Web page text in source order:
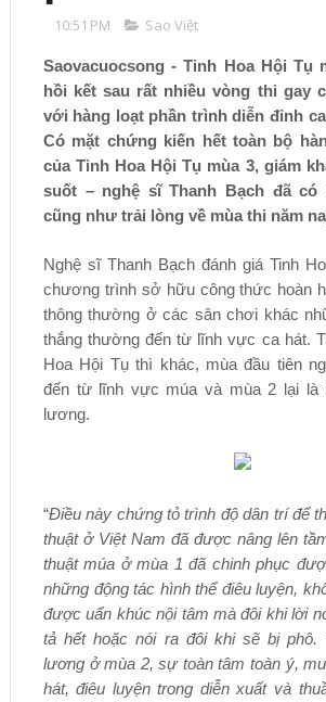
10:51 PM Sao Việt
Saovacuocsong - Tinh Hoa Hội Tụ
hồi kết sau rất nhiều vòng thi gay
với hàng loạt phần trình diễn đỉnh
Có mặt chứng kiến hết toàn bộ
của Tinh Hoa Hội Tụ mùa 3, giám
suốt – nghệ sĩ Thanh Bạch đã có
cũng như trải lòng về mùa thi năm
Nghệ sĩ Thanh Bạch đánh giá Tinh
chương trình sở hữu công thức hoàn
thông thường ở các sân chơi khác
thắng thường đến từ lĩnh vực ca hát.
Hoa Hội Tụ thì khác, mùa đầu tiên
đến từ lĩnh vực múa và mùa 2 lại là
lương.
“Điều này chứng tỏ trình độ dân trí để
thuật ở Việt Nam đã được nâng lên
thuật múa ở mùa 1 đã chinh phục
những động tác hình thể điêu luyện,
được uẩn khúc nội tâm mà đôi khi lời
tả hết hoặc nói ra đôi khi sẽ bị phô.
lương ở mùa 2, sự toàn tâm toàn ý,
hát, điêu luyện trong diễn xuất và